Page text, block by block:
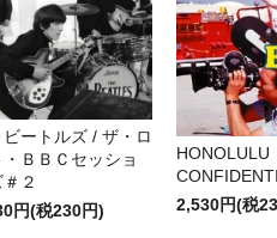
ートルズ / ザ・ロ
・ＢＢＣセッショ
２
円(税230円)
HONOLULU
2,530円(税